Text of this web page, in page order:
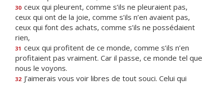
30 ceux qui pleurent, comme s’ils ne pleuraient pas,
ceux qui ont de la joie, comme s’ils n’en avaient pas,
ceux qui font des achats, comme s’ils ne possédaient
rien,
31 ceux qui profitent de ce monde, comme s’ils n’en
profitaient pas vraiment. Car il passe, ce monde tel que
nous le voyons.
32 J’aimerais vous voir libres de tout souci. Celui qui